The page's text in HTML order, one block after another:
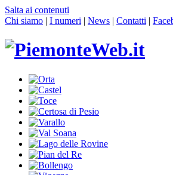
Salta ai contenuti
Chi siamo | I numeri | News | Contatti |